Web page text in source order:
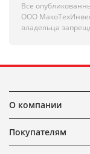
Все
ООО
владельца
О компании
Покупателям